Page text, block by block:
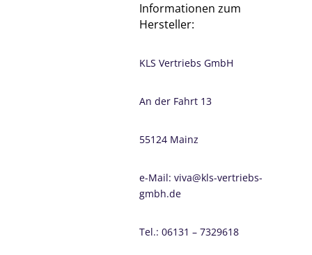
Informationen zum
Hersteller:
KLS Vertriebs GmbH
An der Fahrt 13
55124 Mainz
e-Mail: viva@kls-vertriebs-
gmbh.de
Tel.: 06131 – 7329618